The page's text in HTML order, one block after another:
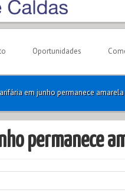
Oportunidades
em junho permanece amarela
permanece